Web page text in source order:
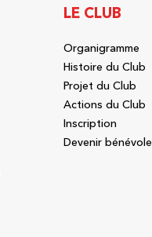
LE CLUB
Organigramme
Histoire du Club
Projet du Club
Actions du Club
Inscription
Devenir bénévole